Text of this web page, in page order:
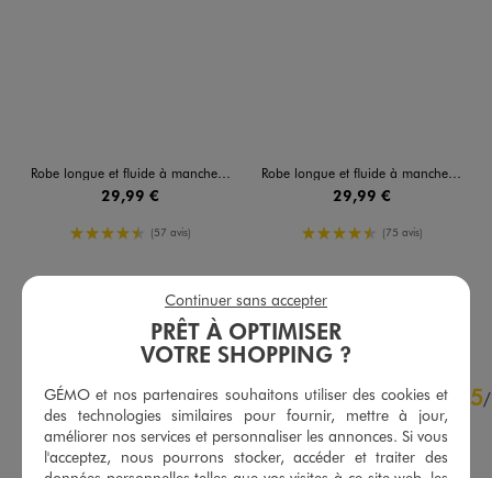
Robe longue et fluide à manches courtes imprimée femme
29,99 €
4.5/5 de moyenne
(57 avis)
AU PANIER
Robe longue et fluide à manches courtes imprimée femme
29,99 €
4.5/5 de moyenne
(75 avis)
4.8/5 5/
Avis vérifié et récompensé
Fluide agréable
PRÊT À OPTIMISER
VOTRE SHOPPING ?
GÉMO et nos partenaires souhaitons utiliser des cookies et
des technologies similaires pour fournir, mettre à jour,
améliorer nos services et personnaliser les annonces. Si vous
l'acceptez, nous pourrons stocker, accéder et traiter des
Continuer sans accepter